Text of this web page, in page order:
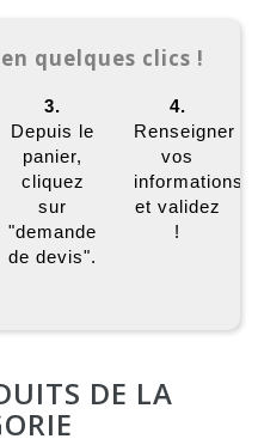
quelques clics !
3.
Depuis le
panier,
cliquez
sur
"demande
de devis".
4.
Renseigner
vos
informations
et validez
!
DE LA